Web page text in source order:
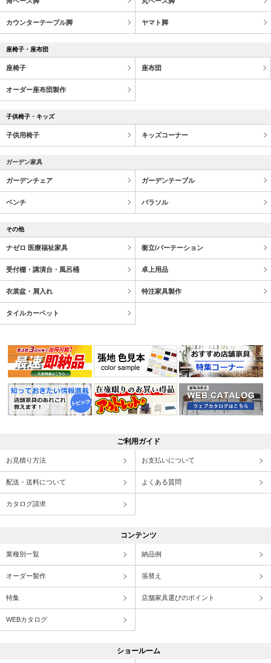
カウンターテーブル脚 ヤマト脚
座椅子・座布団
座椅子 座布団
オーダー座布団製作
子供椅子・キッズ
子供用椅子 キッズコーナー
ガーデン家具
ガーデンチェア ガーデンテーブル
ベンチ パラソル
その他
ナゼロ 医療福祉家具 衝立/パーテーション
受付棚・講演台・風呂桶 卓上用品
衣裳盆・屑入れ 特注家具製作
タイルカーペット
ご利用ガイド
お見積り方法 お支払いについて
配送・送料について よくある質問
カタログ請求
コンテンツ
業種別一覧 納品例
オーダー製作 張替え
特集 店舗家具選びのポイント
WEBカタログ
ショールーム